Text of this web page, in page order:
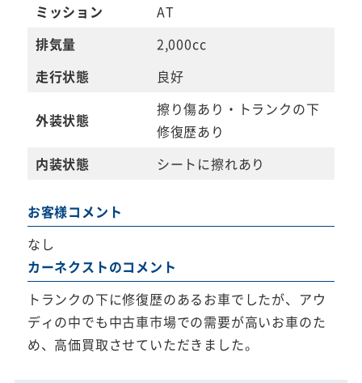
ミッション
AT
排気量
2,000cc
走行状態
良好
外装状態
擦り傷あり・トランクの下
修復歴あり
内装状態
シートに擦れあり
お客様コメント
なし
カーネクストのコメント
トランクの下に修復歴のあるお車でしたが、アウ
ディの中でも中古車市場での需要が高いお車のた
め、高価買取させていただきました。